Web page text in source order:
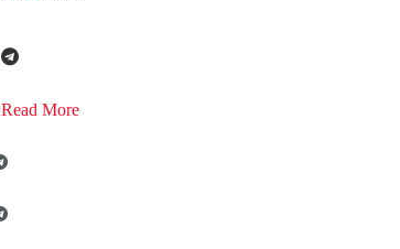
Read More